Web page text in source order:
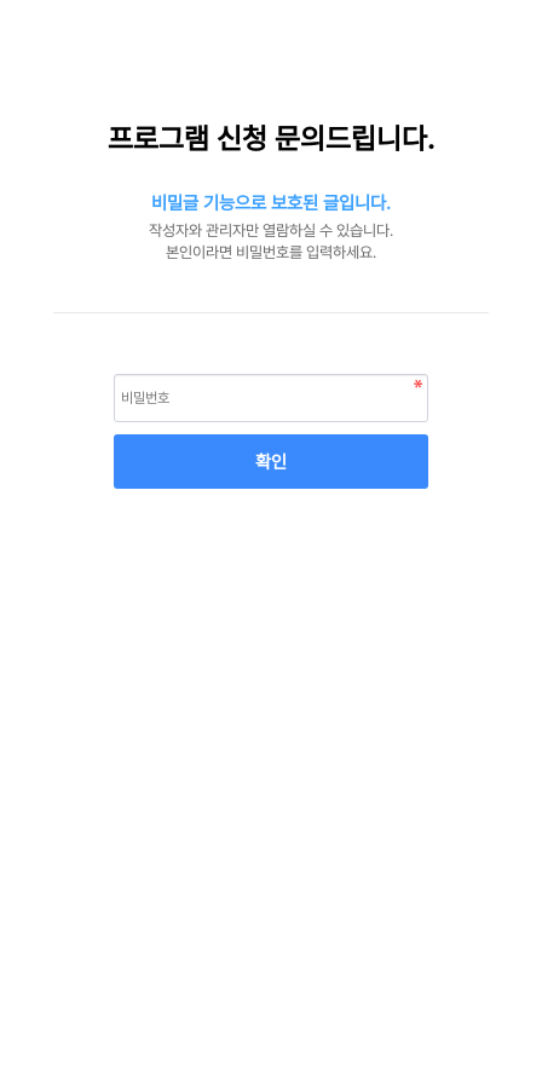
프로그램 신청 문의드립니다.
비밀글 기능으로 보호된 글입니다.
작성자와 관리자만 열람하실 수 있습니다.
본인이라면 비밀번호를 입력하세요.